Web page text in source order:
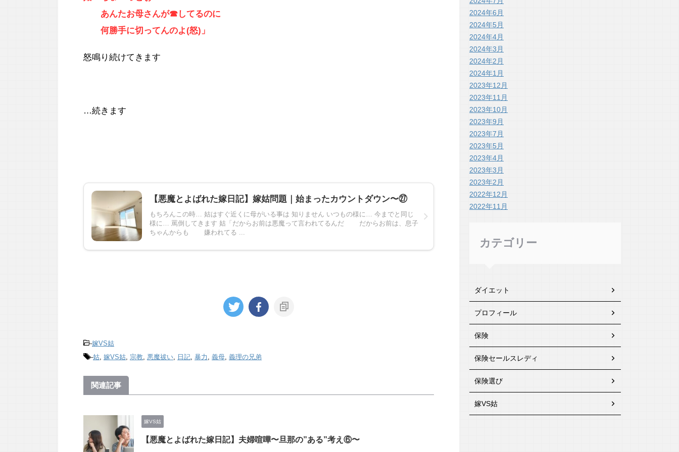
あんたお母さんが☎してるのに
何勝手に切ってんのよ(怒)」
怒鳴り続けてきます
…続きます
【悪魔とよばれた嫁日記】嫁姑問題｜始まったカウントダウン〜㉗
もちろんこの時… 姑はすぐ近くに母がいる事は 知りません いつもの様に… 今までと同じ
様に… 罵倒してきます 姑「だからお前は悪魔って言われてるんだ だからお前は、息子
ちゃんからも 嫌われてる ...
-嫁VS姑
-姑 嫁VS姑 宗教 悪魔祓い 日記 暴力 義母 義理の兄弟
関連記事
嫁VS姑
【悪魔とよばれた嫁日記】夫婦喧嘩〜旦那の”ある”考え⑥〜
2024年6月
2024年5月
2024年4月
2024年3月
2024年2月
2024年1月
2023年12月
2023年11月
2023年10月
2023年9月
2023年7月
2023年5月
2023年4月
2023年3月
2023年2月
2022年12月
2022年11月
カテゴリー
ダイエット
プロフィール
保険
保険セールスレディ
保険選び
嫁VS姑